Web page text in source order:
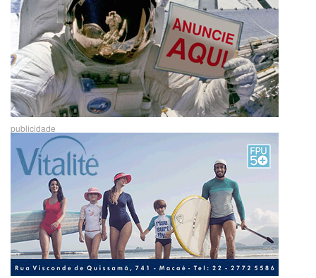
publicidade